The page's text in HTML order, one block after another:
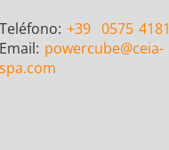
+39 0575 4181
powercube@ceia-